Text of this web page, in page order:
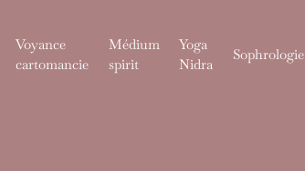
Voyance
cartomancie
Médium
spirit
Yoga
Nidra
Sophrologie